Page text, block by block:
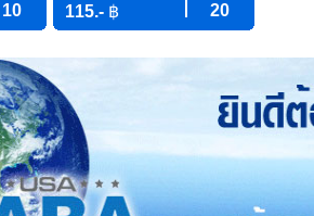
10 115.- ฿ 20